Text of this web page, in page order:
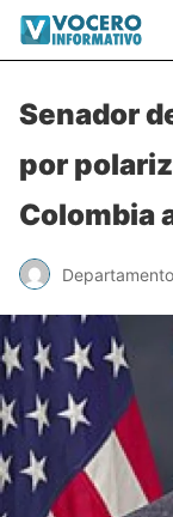
Senador
por
Colombia